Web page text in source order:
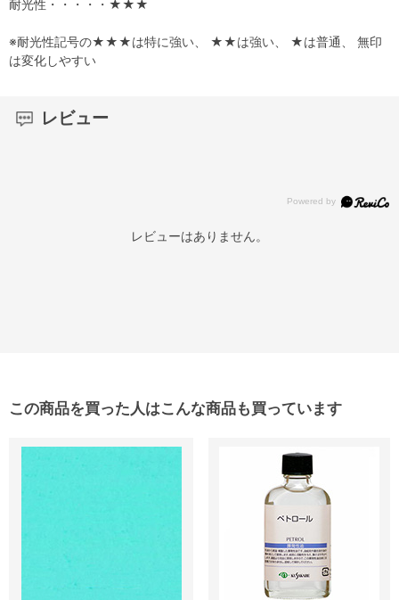
耐光性・・・・・★★★
※耐光性記号の★★★は特に強い、 ★★は強い、 ★は普通、 無印
は変化しやすい
レビュー
レビューはありません。
この商品を買った人はこんな商品も買っています